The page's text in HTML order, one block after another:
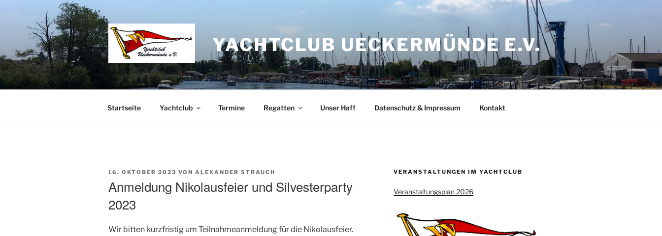
springen
YACHTCLUB UECKERMÜNDE E.V.
Startseite Yachtclub Termine Regatten Unser Haff Datenschutz & Impressum Kontakt
VERÖFFENTLICHT
16. OKTOBER 2023 VON ALEXANDER STRAUCH
Anmeldung Nikolausfeier und Silvesterparty
2023
Wir bitten kurzfristig um Teilnahmeanmeldung für die Nikolausfeier.
VERANSTALTUNGEN IM YACHTCLUB
Veranstaltungsplan 2026